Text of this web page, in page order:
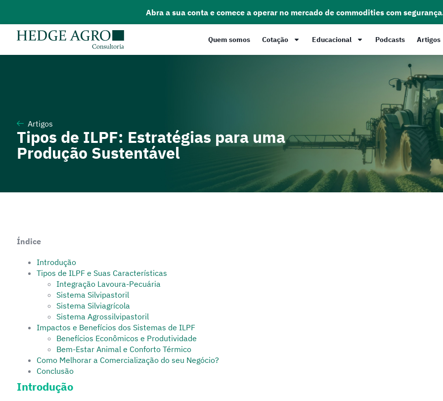
Abra a sua conta e comece a operar no mercado de commodities com
Quem somos Cotação Educacional Podcasts Artigos
Artigos
Tipos de ILPF: Estratégias para uma
Produção Sustentável
Índice
Introdução
Tipos de ILPF e Suas Características
Integração Lavoura-Pecuária
Sistema Silvipastoril
Sistema Silviagrícola
Sistema Agrossilvipastoril
Impactos e Benefícios dos Sistemas de ILPF
Benefícios Econômicos e Produtividade
Bem-Estar Animal e Conforto Térmico
Como Melhorar a Comercialização do seu Negócio?
Conclusão
Introdução